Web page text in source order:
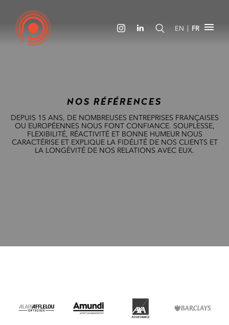
EN | FR
NOS RÉFÉRENCES
DEPUIS 15 ANS, DE NOMBREUSES ENTREPRISES FRANÇAISES
OU EUROPÉENNES NOUS FONT CONFIANCE. SOUPLESSE,
FLEXIBILITÉ, RÉACTIVITÉ ET BONNE HUMEUR NOUS
CARACTÉRISE ET EXPLIQUE LA FIDÉLITÉ DE NOS CLIENTS ET
LA LONGÉVITÉ DE NOS RELATIONS AVEC EUX.